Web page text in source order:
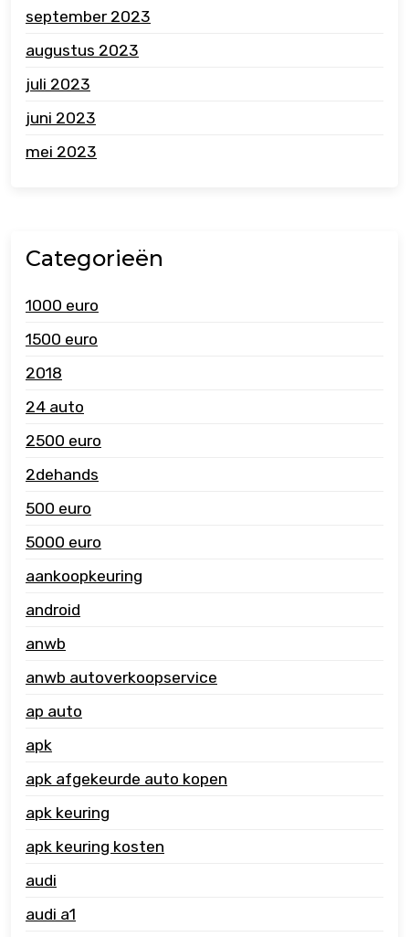
september 2023
augustus 2023
juli 2023
juni 2023
mei 2023
Categorieën
1000 euro
1500 euro
2018
24 auto
2500 euro
2dehands
500 euro
5000 euro
aankoopkeuring
android
anwb
anwb autoverkoopservice
ap auto
apk
apk afgekeurde auto kopen
apk keuring
apk keuring kosten
audi
audi a1